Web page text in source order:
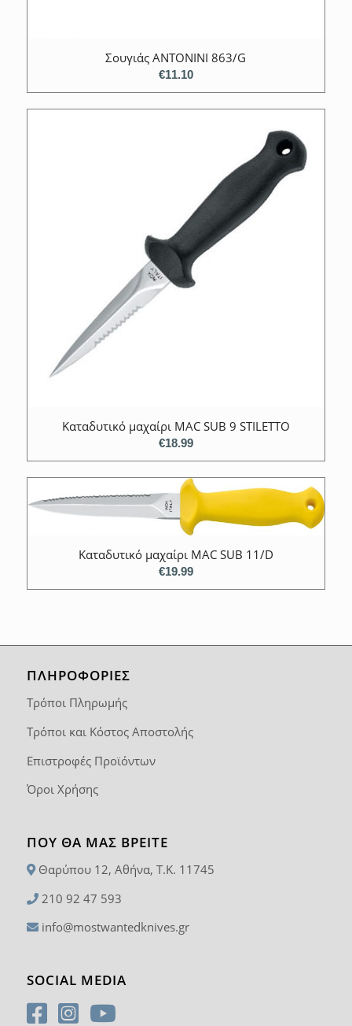
Σουγιάς ANTONINI 863/G
€11.10
Καταδυτικό μαχαίρι MAC SUB 9 STILETTO
€18.99
Καταδυτικό μαχαίρι MAC SUB 11/D
€19.99
ΠΛΗΡΟΦΟΡΙΕΣ
Τρόποι Πληρωμής
Τρόποι και Κόστος Αποστολής
Επιστροφές Προϊόντων
Όροι Χρήσης
ΠΟΥ ΘΑ ΜΑΣ ΒΡΕΊΤΕ
Θαρύπου 12, Αθήνα, T.K. 11745
210 92 47 593
info@mostwantedknives.gr
SOCIAL MEDIA